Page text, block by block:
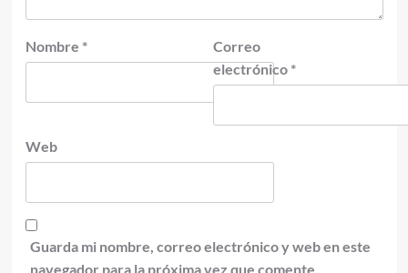
Nombre *
Correo
electrónico *
Web
Guarda mi nombre, correo electrónico y web en este
navegador para la próxima vez que comente.